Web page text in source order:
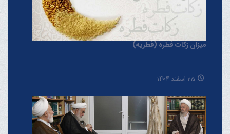
میزان زکات فطره (فطریه)
25 اسفند 1404